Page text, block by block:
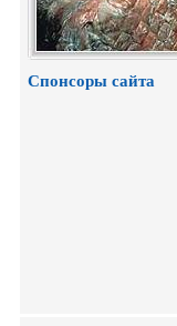
Спонсоры сайта